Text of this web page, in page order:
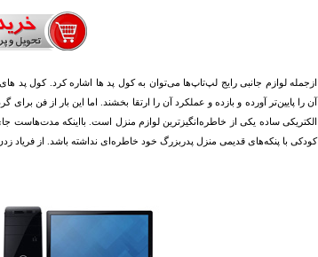
ازجمله لوازم جانبی رایج لپ‌تاپ‌ها می‌توان به کول پد ها اشاره کرد. کول پد
آن را پایین‌تر آورده و بازده و عملکرد آن را ارتقا بخشند. اما این بار از فن
الکتریکی ساده یکی از خاطره‌انگیزترین لوازم منزل است. بااینکه مدت‌هاست
کودکی با پنکه‌های قدیمی منزل پدربزرگ خود خاطره‌ای نداشته باشد. از فریاد